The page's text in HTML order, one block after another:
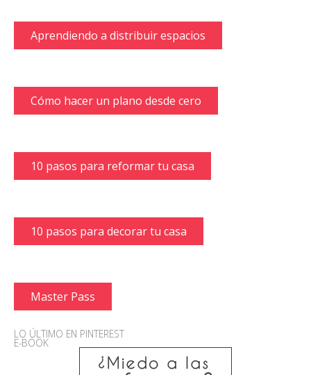
Aprendiendo a distribuir espacios
Cómo hacer un plano desde cero
10 pasos para reformar tu casa
10 pasos para decorar tu casa
Master Pass
LO ÚLTIMO EN PINTEREST
E-BOOK